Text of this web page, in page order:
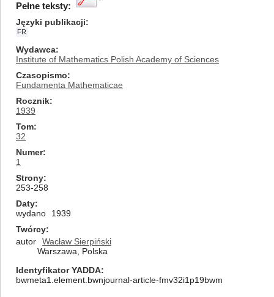
Pełne teksty:
Języki publikacji
FR
Wydawca
Institute of Mathematics Polish Academy of Sciences
Czasopismo
Fundamenta Mathematicae
Rocznik
1939
Tom
32
Numer
1
Strony
253-258
Daty
wydano
1939
Twórcy
autor
Wacław Sierpiński
Warszawa, Polska
Identyfikator YADDA
bwmeta1.element.bwnjournal-article-fmv32i1p19bwm